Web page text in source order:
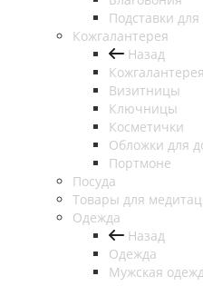
Подставки
Кожгалантерея
Назад
Кожгалантерея
Визитницы
Ключницы
Косметички
Обложки для
Портмоне
Посуда
Товары для
Одежда
Назад
Одежда
Мужская